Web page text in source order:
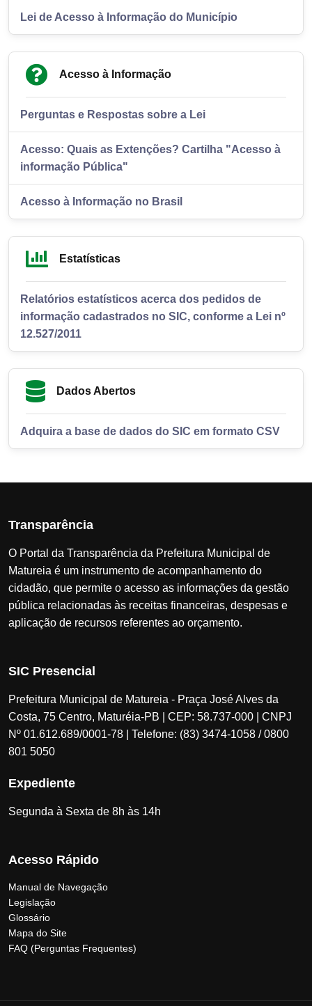
Lei de Acesso à Informação do Município
Acesso à Informação
Perguntas e Respostas sobre a Lei
Acesso: Quais as Extenções? Cartilha "Acesso à
informação Pública"
Acesso à Informação no Brasil
Estatísticas
Relatórios estatísticos acerca dos pedidos de
informação cadastrados no SIC, conforme a Lei nº
12.527/2011
Dados Abertos
Adquira a base de dados do SIC em formato CSV
Transparência
O Portal da Transparência da Prefeitura Municipal de
Matureia é um instrumento de acompanhamento do
cidadão, que permite o acesso as informações da gestão
pública relacionadas às receitas financeiras, despesas e
aplicação de recursos referentes ao orçamento.
SIC Presencial
Prefeitura Municipal de Matureia - Praça José Alves da
Costa, 75 Centro, Maturéia-PB | CEP: 58.737-000 | CNPJ
Nº 01.612.689/0001-78 | Telefone: (83) 3474-1058 / 0800
801 5050
Expediente
Segunda à Sexta de 8h às 14h
Acesso Rápido
Manual de Navegação
Legislação
Glossário
Mapa do Site
FAQ (Perguntas Frequentes)